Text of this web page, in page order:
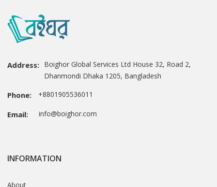
Address: Boighor Global Services Ltd House 32, Road 2,
Dhanmondi Dhaka 1205, Bangladesh
Phone: +8801905536011
Email: info@boighor.com
INFORMATION
About